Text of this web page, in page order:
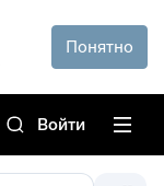
Понятно
Войти